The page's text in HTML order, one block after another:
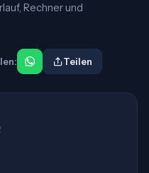
Rechner und
Teilen